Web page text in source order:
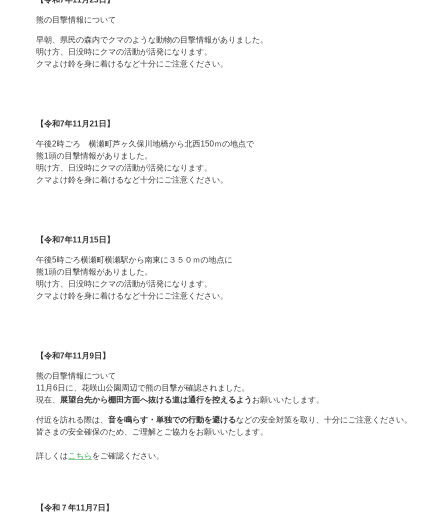
熊の目撃情報について
早朝、県民の森内でクマのような動物の目撃情報がありました。
明け方、日没時にクマの活動が活発になります。
クマよけ鈴を身に着けるなど十分にご注意ください。
【令和7年11月21日】
午後2時ごろ 横瀬町芦ヶ久保川地橋から北西150ｍの地点で
熊1頭の目撃情報がありました。
明け方、日没時にクマの活動が活発になります。
クマよけ鈴を身に着けるなど十分にご注意ください。
【令和7年11月15日】
午後5時ごろ横瀬町横瀬駅から南東に３５０ｍの地点に
熊1頭の目撃情報がありました。
明け方、日没時にクマの活動が活発になります。
クマよけ鈴を身に着けるなど十分にご注意ください。
【令和7年11月9日】
熊の目撃情報について
11月6日に、花咲山公園周辺で熊の目撃が確認されました。
現在、
展望台先から棚田方面へ抜ける道は通行を控えるよう お願いいたします。
付近を訪れる際は、 音を鳴らす・単独での行動を避けるなどの安全対策を取り、十分にご注意ください。
皆さまの安全確保のため、ご理解とご協力をお願いいたします。
詳しくはこちら をご確認ください。
【令和７年11月7日】